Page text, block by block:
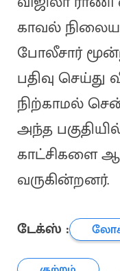
காவல்
போலீசார்
பதிவு செய்து
நிற்காமல்
அந்த
காட்சிகளை
வருகின்றனர்.
டேக்ஸ் :